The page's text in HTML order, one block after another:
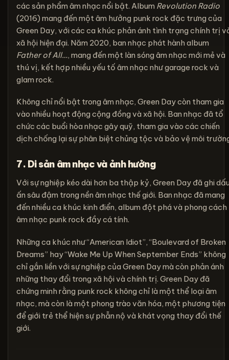
các sản phẩm âm nhạc nổi bật. Album Revolution Radio
(2016) mang đến một âm hưởng punk rock đặc trưng của
Green Day, với các ca khúc phản ánh tình trạng chính trị
xã hội hiện đại. Năm 2020, ban nhạc phát hành album
Father of All…, mang đến một làn sóng âm nhạc mới mẻ và
thú vị, kết hợp nhiều yếu tố âm nhạc như garage rock và
glam rock.
Không chỉ nổi bật trong âm nhạc, Green Day còn tham gia
vào nhiều hoạt động cộng đồng và xã hội. Ban nhạc đã tổ
chức các buổi hòa nhạc gây quỹ, tham gia vào các chiến
dịch chống lại sự phân biệt chủng tộc và bảo vệ môi
7. Di sản âm nhạc và ảnh hưởng
Với sự nghiệp kéo dài hơn ba thập kỷ, Green Day đã ghi
ấn sâu đậm trong nền âm nhạc thế giới. Ban nhạc đã mang
đến nhiều ca khúc kinh điển, album đột phá và phong cách
âm nhạc punk rock đầy cá tính.
Những ca khúc như “American Idiot”, “Boulevard of Broken
Dreams” hay “Wake Me Up When September Ends” không
chỉ gắn liền với sự nghiệp của Green Day mà còn phản ánh
những thay đổi trong xã hội và chính trị. Green Day đã
chứng minh rằng punk rock không chỉ là một thể loại âm
nhạc, mà còn là một phong trào văn hóa, một phương tiện
để giới trẻ thể hiện sự phẫn nộ và khát vọng thay đổi thế
giới.